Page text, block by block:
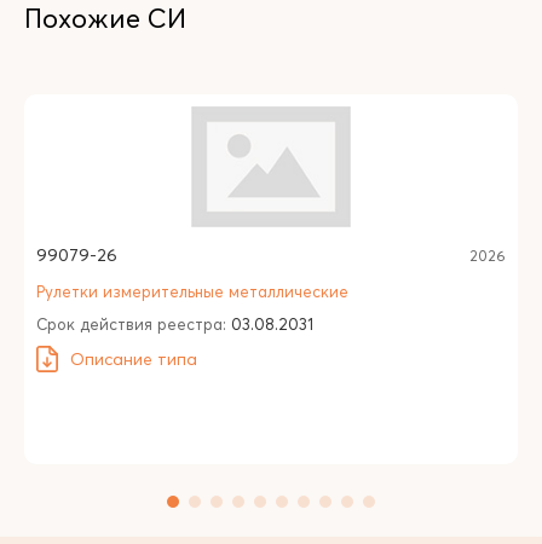
Похожие СИ
99079-26 2026
Рулетки измерительные металлические
Срок действия реестра: 03.08.2031
Описание типа